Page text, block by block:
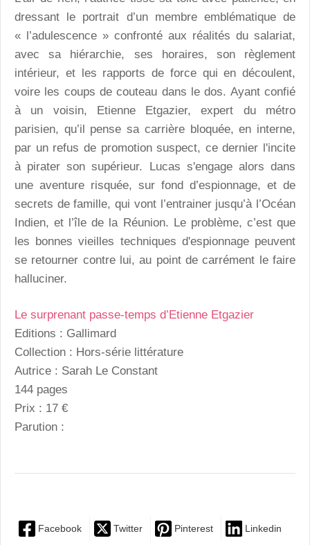
dressant le portrait d’un membre emblématique de
« l’adulescence » confronté aux réalités du salariat,
avec sa hiérarchie, ses horaires, son règlement
intérieur, et les rapports de force qui en découlent,
voire les coups de couteau dans le dos. Ayant confié
à un voisin, Etienne Etgazier, expert du métro
parisien, qu’il pense sa carrière bloquée, en interne,
par un refus de promotion suspect, ce dernier l'incite
à pirater son supérieur. Lucas s'engage alors dans
une aventure risquée, sur fond d’espionnage, et de
secrets de famille, qui vont l’entrainer jusqu’à l’Océan
Indien, et l’île de la Réunion. Le problème, c’est que
les bonnes vieilles techniques d'espionnage peuvent
se retourner contre lui, au point de carrément le faire
halluciner.
Le surprenant passe-temps d’Etienne Etgazier
Editions : Gallimard
Collection : Hors-série littérature
Autrice : Sarah Le Constant
144 pages
Prix : 17 €
Parution :
Facebook Twitter Pinterest Linkedin